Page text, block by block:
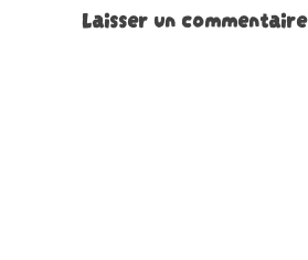
Laisser un commentaire